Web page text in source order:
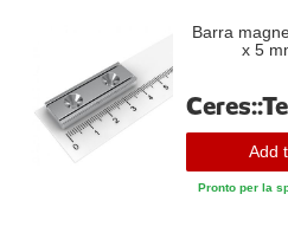
e nastri magnetici, magneti per
Hai bisogno di qualcosa che non
assortimento? Non c'è nessun
insieme a noi la soluzione adatta!
0049771/92941473 o su Skype:
volentieri a scegliere il prodotto
formulario di contatto sul nostro
Barra
x 5
Add
Pronto per la